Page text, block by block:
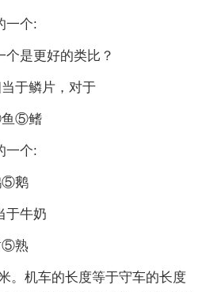
一个:
个是更好的类比？
于鳞片，对于
⑤鳍
一个:
鹅
于牛奶
熟
。机车的长度等于守车的长度